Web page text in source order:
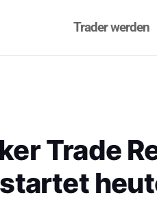
Trader werden
Trade